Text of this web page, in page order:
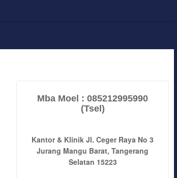
Mba Moel : 085212995990
(Tsel)
Kantor & Klinik Jl. Ceger Raya No 3
Jurang Mangu Barat, Tangerang
Selatan 15223